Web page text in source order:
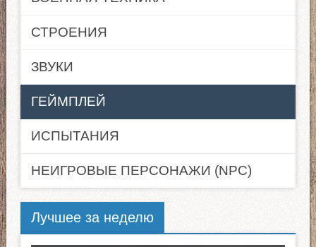
СТРОЕНИЯ
ЗВУКИ
ГЕЙМПЛЕЙ
ИСПЫТАНИЯ
НЕИГРОВЫЕ ПЕРСОНАЖИ (NPC)
Лучшее за неделю